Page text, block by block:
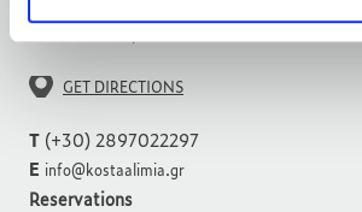
70014 Crète, Grèce
GET DIRECTIONS
T (+30) 2897022297
E info@kostaalimia.gr
Reservations